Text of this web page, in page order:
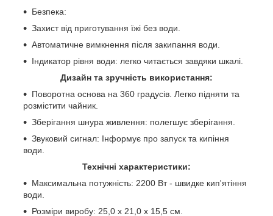
Безпека:
Захист від приготування їжі без води.
Автоматичне вимкнення після закипання води.
Індикатор рівня води: легко читається завдяки шкалі.
Дизайн та зручність використання:
Поворотна основа на 360 градусів. Легко підняти та
розмістити чайник.
Зберігання шнура живлення: полегшує зберігання.
Звуковий сигнал: Інформує про запуск та кипіння
води.
Технічні характеристики:
Максимальна потужність: 2200 Вт - швидке кип'ятіння
води.
Розміри виробу: 25,0 x 21,0 x 15,5 см.